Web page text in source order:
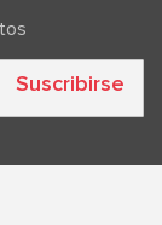
Suscribirse